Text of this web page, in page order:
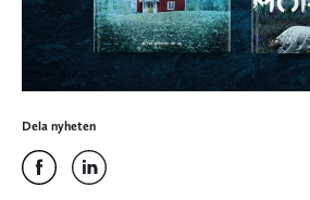
Dela nyheten